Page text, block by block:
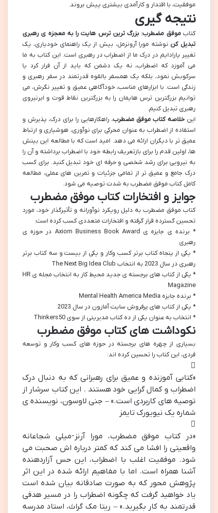
موفقیت، با اقتدار و کارآمدی بیشتری پیش بروند.
نتیجه گیری
کتابموفق مضطرب: بزرگ ترین ترس هایت را به معجزه ی رهبری
تبدیل کن نوشته مورا آرونزمل، بیش از یک راهنمای خودیاری، یک
تغییر پارادایم در درک ما از اضطراب در رهبری است. این کتاب به ما
می آموزد که اضطراب، نه یک دشمن که باید از آن فرار کرد یا
سرکوبش نمود، بلکه یک همسفر بالقوه قدرتمند در سفر رهبری و
زندگی است. با ابزارهای مناسب، خودآگاهی عمیق و تغییر نگرش، می
توانیم بزرگترین ترس هایمان را به بزرگترین نقاط قوت و ابرنیروی
رهبری تبدیل کنیم.
این خلاصه کتاب موفق مضطرب، راهکارهایی را برای درک، پذیرش و
استفاده از اضطراب به عنوان محرکی برای نوآوری، هوشیاری و ارتباط
عمیق تر با دیگران ارائه می دهد. امید است که با مطالعه این بینش
ها، اولین قدم را برای بازتعریف رابطه خود با اضطراب برداشته و آن را
به نیرویی برای رشد شخصی و حرفه ای خود تبدیل کنید. برای کسب
درک جامع و عمیق تر از تمامی جزئیات و تمرین های عملی، مطالعه
کامل کتاب موفق مضطرب به شدت توصیه می شود.
جوایز و افتخارات کتاب موفق مضطرب
کتاب موفق مضطرب به دلیل رویکرد نوآورانه و تأثیرگذار خود، مورد
تحسین گسترده قرار گرفته و افتخارات متعددی کسب کرده است:
* برنده ی جایزه ی Axiom Business Book Award در حوزه ی
رهبری
* یکی از پنجاه کتاب برتر کسب وکار و یکی از بیست و سه کتاب برتر
رهبری در سال 2023 به انتخاب The Next Big Idea Club
* یکی از کتاب های برجسته ی جدید محیط کار به انتخاب مجله ی HR
Magazine
* برنده جایزه Mental Health America Media
* یکی از کتاب های پرفروش سایت آمازون در سال 2023
* انتخاب به عنوان یکی از ده کتاب مدیریتی از سوی Thinkers50
نکوداشت های کتاب موفق مضطرب
بسیاری از چهره های برجسته در حوزه های کسب وکار و توسعه
فردی، این کتاب را تحسین کرده اند:
«کتابی آموزنده و عمیق برای رهبرانی که به دنبال درک
اضطراب و کمال گرایی خود هستند . این کتاب سرشار از
توصیه های کاربردی است.» – جنی لاوسون، نویسنده ی
شماره یک نیویورک تایمز
«در کتاب موفق مضطرب، مورا آرنز-میلی شجاعانه
واقعیتی را افشا می کند که کمتر درباره اش صحبت می
شود. موفقیت اغلب با اضطراب، این حس آزاردهنده
آشنا همراه است. اما با مفاهیم ارائه شده در این اثر
پژوهش محور که به صورت صادقانه بیان شده است
یاد خواهید گرفت که چگونه اضطراب را در مسیر هدفی
قدرتمند به کار بگیرید.» – ریتا مک گراث، استاد مدرسه